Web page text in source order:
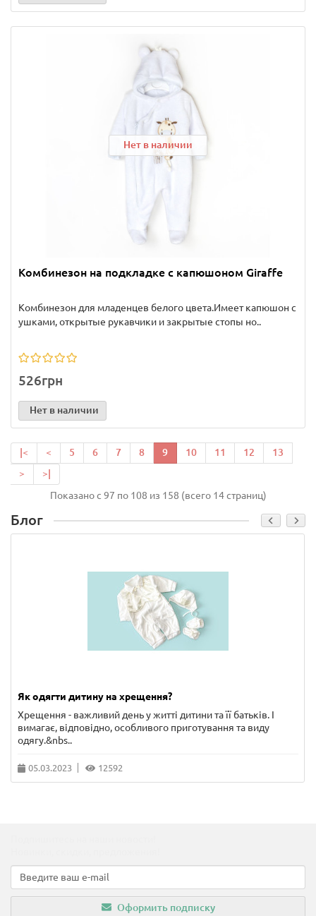
Нет в наличии
Комбинезон на подкладке с капюшоном Giraffe
Комбинезон для младенцев белого цвета.Имеет капюшон с
ушками, открытые рукавчики и закрытые стопы но..
526грн
Нет в наличии
|< < 5 6 7 8 9 10 11 12
13
>
>|
Показано с 97 по 108 из 158 (всего 14 страниц)
Блог
Як одягти дитину на хрещення?
Хрещення - важливий день у житті дитини та її батьків. І
вимагає, відповідно, особливого приготування та виду
одягу.&nbs..
05.03.2023 12592
Оформить подписку